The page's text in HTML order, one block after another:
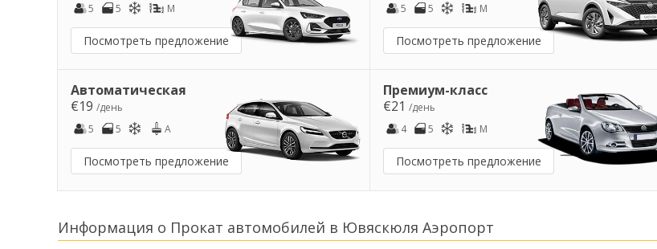
5
5 M
Посмотреть предложение
5
5 M
Посмотреть предложение
Автоматическая
€19 /день
5
5 A
Посмотреть предложение
Премиум-класс
€21/день
4
5 M
Посмотреть предложение
Информация о Прокат автомобилей в Ювяскюля Аэропорт